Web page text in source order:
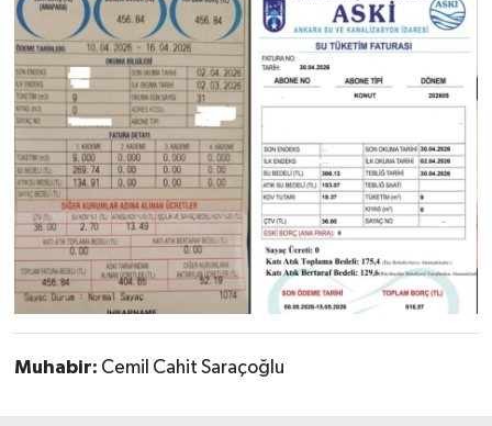
Muhabir: Cemil Cahit Saraçoğlu